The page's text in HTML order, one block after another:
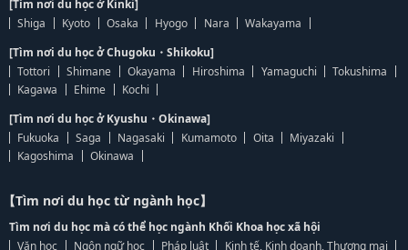
[Tìm nơi du học ở Kinki]
Shiga
Kyoto Osaka Hyogo Nara
Wakayama
[Tìm nơi du học ở Chugoku・Shikoku]
Tottori
Shimane Okayama Hiroshima Yamaguchi
Tokushima
Kagawa
Ehime
Kochi
[Tìm nơi du học ở Kyushu・Okinawa]
Fukuoka
Saga Nagasaki Kumamoto Oita
Miyazaki
Kagoshima
Okinawa
【Tìm nơi du học từ ngành học】
Tìm nơi du học mà có thể học ngành Khối Khoa học xã hội
Văn học
Ngôn ngữ học Pháp luật
Kinh tế, Kinh doanh, Thương mại